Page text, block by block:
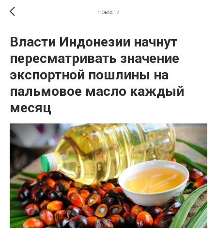
Новости
Власти Индонезии начнут
пересматривать значение
экспортной пошлины на
пальмовое масло каждый
месяц